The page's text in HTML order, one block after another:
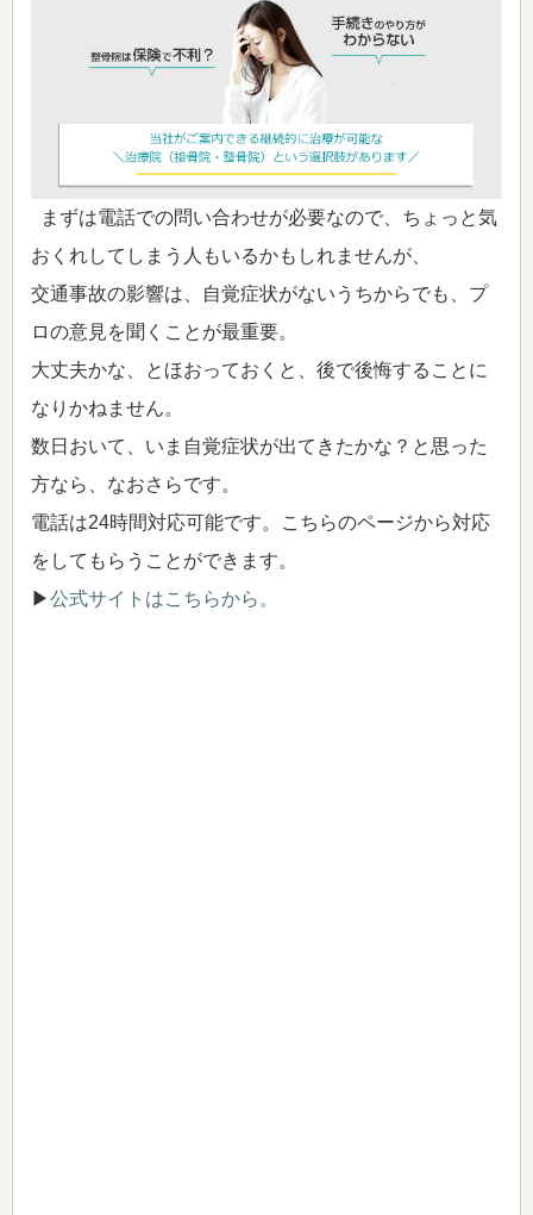
まずは電話での問い合わせが必要なので、ちょっと気
おくれしてしまう人もいるかもしれませんが、
交通事故の影響は、自覚症状がないうちからでも、プ
ロの意見を聞くことが最重要。
大丈夫かな、とほおっておくと、後で後悔することに
なりかねません。
数日おいて、いま自覚症状が出てきたかな？と思った
方なら、なおさらです。
電話は24時間対応可能です。こちらのページから対応
をしてもらうことができます。
▶公式サイトはこちらから。